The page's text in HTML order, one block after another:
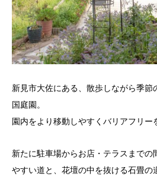
新見市大佐にある、散歩しながら季
国庭園。
園内をより移動しやすくバリアフリー
新たに駐車場からお店・テラスまで
やすい道と、花壇の中を抜ける石畳の